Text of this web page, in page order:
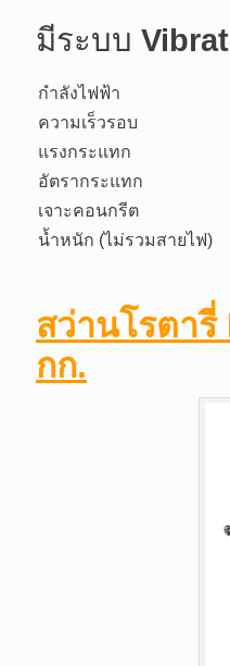
มีระบบ
กำลังไฟฟ้า
ความเร็วรอบ
แรงกระแทก
อัตรากระแทก
เจาะคอนกรีต
น้ำหนัก (ไม่รวมสายไฟ)
สว่านโรตารี่
กก.